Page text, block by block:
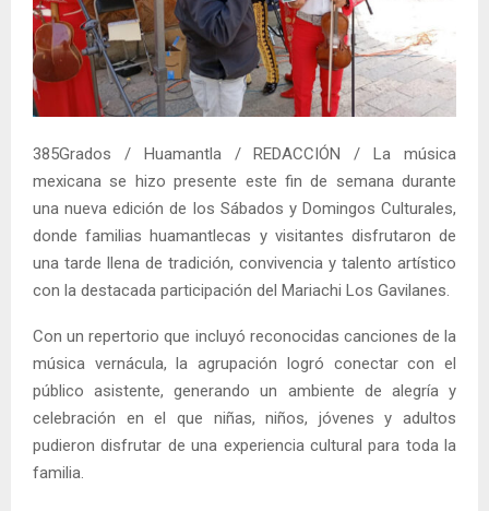
385Grados / Huamantla / REDACCIÓN / La música
mexicana se hizo presente este fin de semana durante
una nueva edición de los Sábados y Domingos Culturales,
donde familias huamantlecas y visitantes disfrutaron de
una tarde llena de tradición, convivencia y talento artístico
con la destacada participación del Mariachi Los Gavilanes.
Con un repertorio que incluyó reconocidas canciones de la
música vernácula, la agrupación logró conectar con el
público asistente, generando un ambiente de alegría y
celebración en el que niñas, niños, jóvenes y adultos
pudieron disfrutar de una experiencia cultural para toda la
familia.